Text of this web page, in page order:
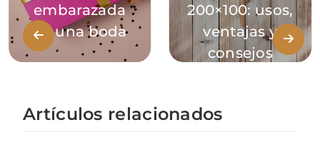
embarazada
en una boda
200×100: usos,
ventajas y
consejos
Artículos relacionados